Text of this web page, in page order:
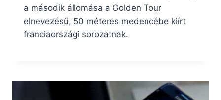
a második állomása a Golden Tour
elnevezésű, 50 méteres medencébe kiírt
franciaországi sorozatnak.